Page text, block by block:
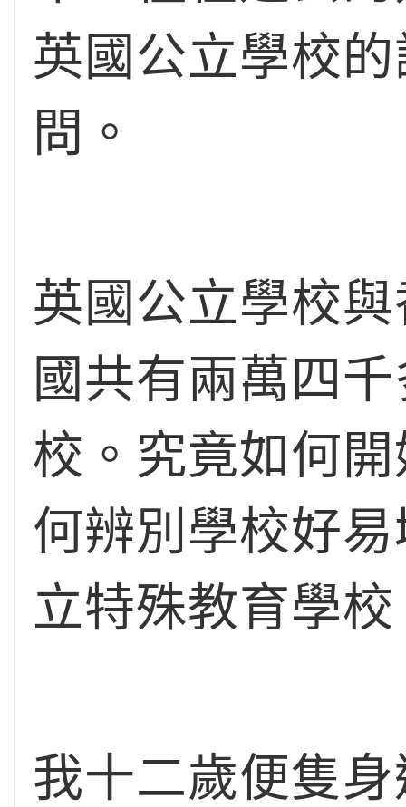
英國公立學校
問。
英國公立學校
國共有兩萬四
校。究竟如何
何辨別學校好
立特殊教育學
我十二歲便隻